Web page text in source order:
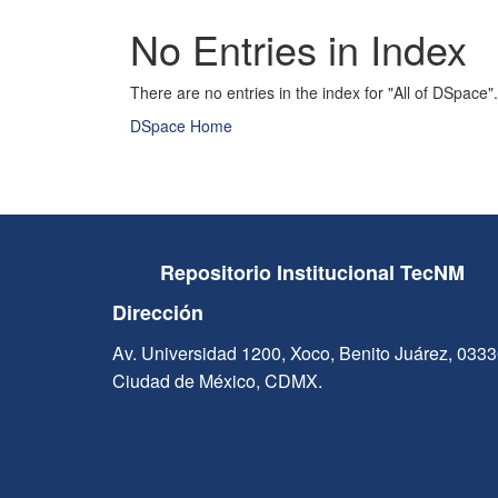
No Entries in Index
There are no entries in the index for "All of DSpace".
DSpace Home
Repositorio Institucional TecNM
Dirección
Av. Universidad 1200, Xoco, Benito Juárez,
Ciudad de México, CDMX.